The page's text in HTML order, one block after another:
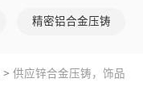
精密铝合金压铸
> 供应锌合金压铸，饰品